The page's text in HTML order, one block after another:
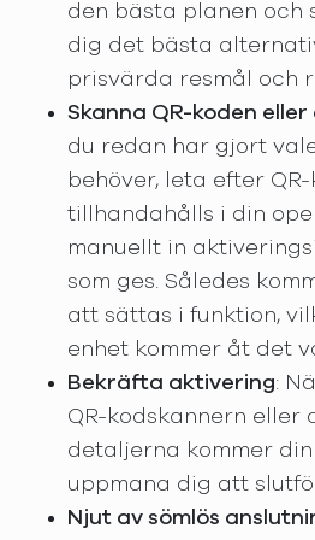
den bästa planen och
dig det bästa
prisvärda resmål och
Skanna QR-koden
du redan har gjort
behöver, leta efter
tillhandahålls i din
manuellt in
som ges. Således
att sättas i funktion,
enhet kommer åt det
Bekräfta aktivering:
QR-kodskannern eller
detaljerna kommer
uppmana dig att
Njut av sömlös